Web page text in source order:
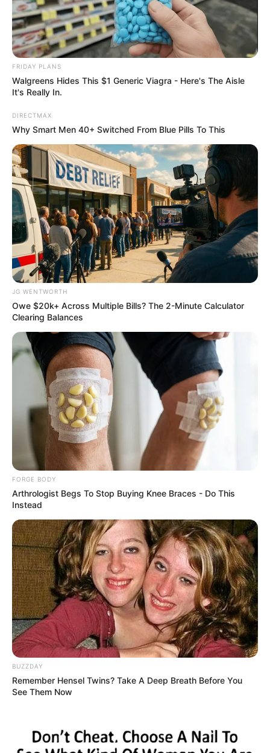
BRAINBERRIES
If Looks Could Kill, These Women Would Be On Top
BRAINBERRIES
A Rihanna Museum Is Probably Opening Soon
BRAINBERRIES
Magnetic Floating Bed: All That Luxury For Mere $1.6
Mil?
BRAINBERRIES
FRIDAY PLANS
Walgreens Hides This $1 Generic Viagra - Here's The Aisle
It's Really In.
DIRECTMAX
Why Smart Men 40+ Switched From Blue Pills To This
JG WENTWORTH
Owe $20k+ Across Multiple Bills? The 2-Minute Calculator
Clearing Balances
FORGE BODY
Arthrologist Begs To Stop Buying Knee Braces - Do This
Instead
BUZZDAY
Remember Hensel Twins? Take A Deep Breath Before You
See Them Now